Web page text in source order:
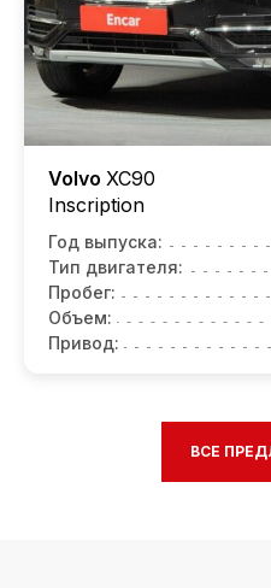
Volvo XC90
Inscription
Год выпуска:
Тип двигателя:
Пробег:
Объем:
Привод:
ВСЕ